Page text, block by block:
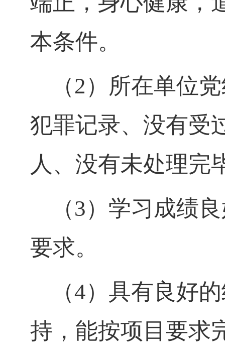
本条件。
（2）所在单位
犯罪记录、没有受
人、没有未处理完
（3）学习成绩
要求。
（4）具有良好
持，能按项目要求